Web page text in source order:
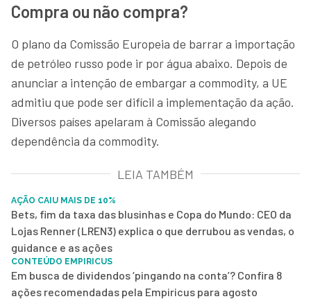
Compra ou não compra?
O plano da Comissão Europeia de barrar a importação
de petróleo russo pode ir por água abaixo. Depois de
anunciar a intenção de embargar a commodity, a UE
admitiu que pode ser difícil a implementação da ação.
Diversos países apelaram à Comissão alegando
dependência da commodity.
LEIA TAMBÉM
AÇÃO CAIU MAIS DE 10%
Bets, fim da taxa das blusinhas e Copa do Mundo: CEO da
Lojas Renner (LREN3) explica o que derrubou as vendas, o
guidance e as ações
CONTEÚDO EMPIRICUS
Em busca de dividendos ‘pingando na conta’? Confira 8
ações recomendadas pela Empiricus para agosto